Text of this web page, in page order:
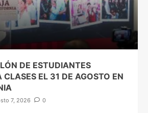
DE ESTUDIANTES
CLASES EL 31 DE AGOSTO EN
7, 2026 0